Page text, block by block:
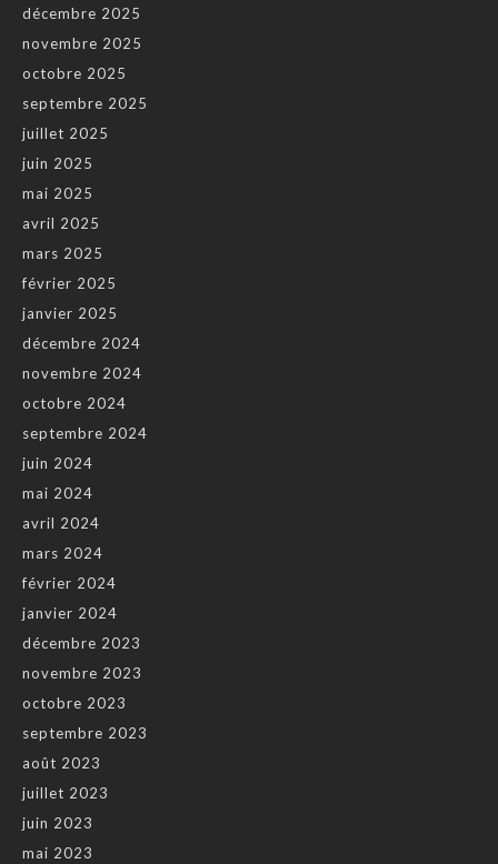
décembre 2025
novembre 2025
octobre 2025
septembre 2025
juillet 2025
juin 2025
mai 2025
avril 2025
mars 2025
février 2025
janvier 2025
décembre 2024
novembre 2024
octobre 2024
septembre 2024
juin 2024
mai 2024
avril 2024
mars 2024
février 2024
janvier 2024
décembre 2023
novembre 2023
octobre 2023
septembre 2023
août 2023
juillet 2023
juin 2023
mai 2023